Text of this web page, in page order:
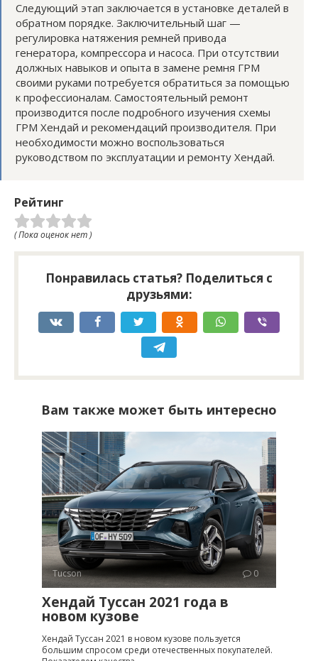
Следующий этап заключается в установке деталей в
обратном порядке. Заключительный шаг —
регулировка натяжения ремней привода
генератора, компрессора и насоса. При отсутствии
должных навыков и опыта в замене ремня ГРМ
своими руками потребуется обратиться за помощью
к профессионалам. Самостоятельный ремонт
производится после подробного изучения схемы
ГРМ Хендай и рекомендаций производителя. При
необходимости можно воспользоваться
руководством по эксплуатации и ремонту Хендай.
Рейтинг
( Пока оценок нет )
Понравилась статья? Поделиться с
друзьями:
Вам также может быть интересно
Tucson 0
Хендай Туссан 2021 года в
новом кузове
Хендай Туссан 2021 в новом кузове пользуется
большим спросом среди отечественных покупателей.